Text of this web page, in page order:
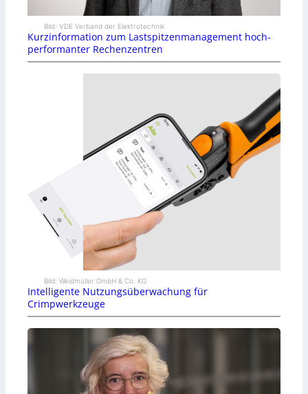
Bild: VDE Verband der Elektrotechnik
Kurzinformation zum Lastspitzenmanagement hoch-
performanter Rechenzentren
Bild: Weidmüller GmbH & Co. KG
Intelligente Nutzungsüberwachung für
Crimpwerkzeuge